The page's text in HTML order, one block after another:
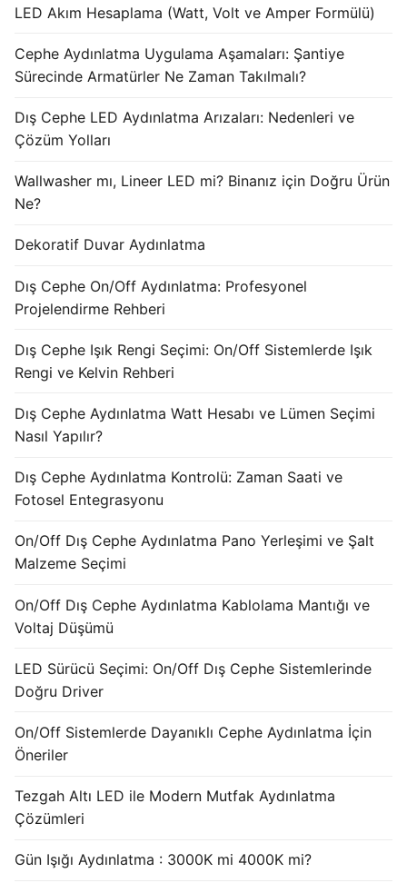
Dış Mekan LED Driver
DMX BİLGİ
DMX Nedir? Ürün Çeşitleri Nelerdir?
Cephe Animasyon LEDLine Serisi
İLETİŞİM & SİPARİŞ
English
Arabic
LED Akım Hesaplama (Watt, Volt ve Amper Formülü)
Cephe Aydınlatma Uygulama Aşamaları: Şantiye
Sürecinde Armatürler Ne Zaman Takılmalı?
Dış Cephe LED Aydınlatma Arızaları: Nedenleri ve
Çözüm Yolları
Wallwasher mı, Lineer LED mi? Binanız için Doğru Ürün
Ne?
Dekoratif Duvar Aydınlatma
Dış Cephe On/Off Aydınlatma: Profesyonel
Projelendirme Rehberi
Dış Cephe Işık Rengi Seçimi: On/Off Sistemlerde Işık
Rengi ve Kelvin Rehberi
Dış Cephe Aydınlatma Watt Hesabı ve Lümen Seçimi
Nasıl Yapılır?
Dış Cephe Aydınlatma Kontrolü: Zaman Saati ve
Fotosel Entegrasyonu
On/Off Dış Cephe Aydınlatma Pano Yerleşimi ve Şalt
Malzeme Seçimi
On/Off Dış Cephe Aydınlatma Kablolama Mantığı ve
Voltaj Düşümü
LED Sürücü Seçimi: On/Off Dış Cephe Sistemlerinde
Doğru Driver
On/Off Sistemlerde Dayanıklı Cephe Aydınlatma İçin
Öneriler
Tezgah Altı LED ile Modern Mutfak Aydınlatma
Çözümleri
Gün Işığı Aydınlatma : 3000K mi 4000K mi?